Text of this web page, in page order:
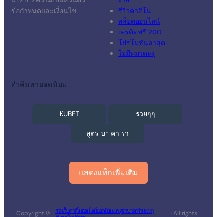
ข้อกำหนดและเงื่อนไข
รีวิวคาสิโน
สล็อตออนไลน์
เครดิตฟรี 200
โปรโมชันล่าสุด
ไม่มีหมวดหมู่
คำค้นหายอดนิยม
KUBET รวยๆๆ
สูตร บา คา ร่า
แสดงแท็กเพิ่มเติม
Copyright ©
รวมเว็บคาสิโนออนไลน์ยอดนิยม และสูตรบาคาร่าแม่นๆ
· All rights